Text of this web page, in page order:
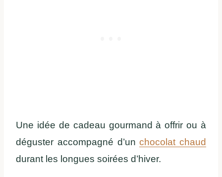
Une idée de cadeau gourmand à offrir ou à
déguster accompagné d’unchocolat chaud
durant les longues soirées d’hiver.